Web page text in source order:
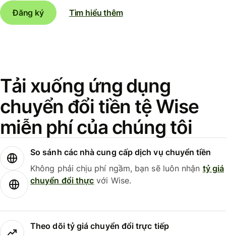
Đăng ký
Tìm hiểu thêm
Tải xuống ứng dụng
chuyển đổi tiền tệ Wise
miễn phí của chúng tôi
So sánh các nhà cung cấp dịch vụ chuyển tiền
Không phải chịu phí ngầm, bạn sẽ luôn nhận tỷ giá
chuyển đổi thực với Wise.
Theo dõi tỷ giá chuyển đổi trực tiếp